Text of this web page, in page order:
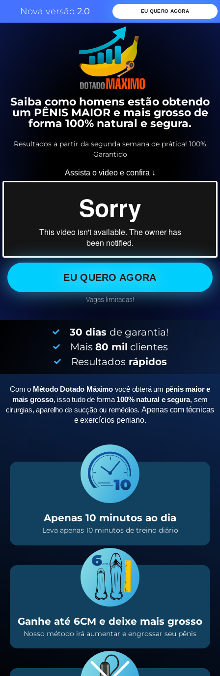
Nova versão 2.0 EU QUERO AGORA
Saiba como homens estão obtendo
um PÊNIS MAIOR e mais grosso de
forma 100% natural e segura.
Resultados a partir da segunda semana de prática! 100%
Garantido
Assista o video e confira ↓
EU QUERO AGORA
Vagas limitadas!
30 dias de garantia!
Mais 80 mil clientes
Resultados rápidos
Com o Método Dotado Máximo você obterá um pênis maior e
mais grosso, isso tudo de forma 100% natural e segura, sem
cirurgias, aparelho de sucção ou remédios.Apenas com técnicas
e exercícios peniano.
Apenas 10 minutos ao dia
Leva apenas 10 minutos de treino diário
Ganhe até 6CM e deixe mais grosso
Nosso método irá aumentar e engrossar seu pênis